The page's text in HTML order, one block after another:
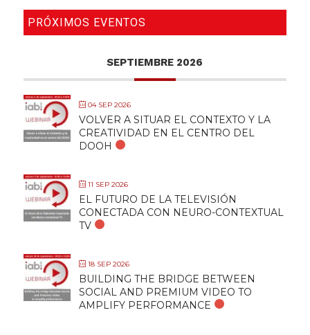
PRÓXIMOS EVENTOS
SEPTIEMBRE 2026
04 SEP 2026
VOLVER A SITUAR EL CONTEXTO Y LA
CREATIVIDAD EN EL CENTRO DEL
DOOH
11 SEP 2026
EL FUTURO DE LA TELEVISIÓN
CONECTADA CON NEURO-CONTEXTUAL
TV
18 SEP 2026
BUILDING THE BRIDGE BETWEEN
SOCIAL AND PREMIUM VIDEO TO
AMPLIFY PERFORMANCE